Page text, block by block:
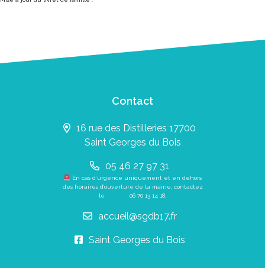
Contact
16 rue des Distilleries 17700
Saint Georges du Bois
05 46 27 97 31
En cas d’urgence uniquement et en dehors
des horaires d’ouverture de la mairie, contactez
le 06 70 13 14 18
accueil@sgdb17.fr
Saint Georges du Bois